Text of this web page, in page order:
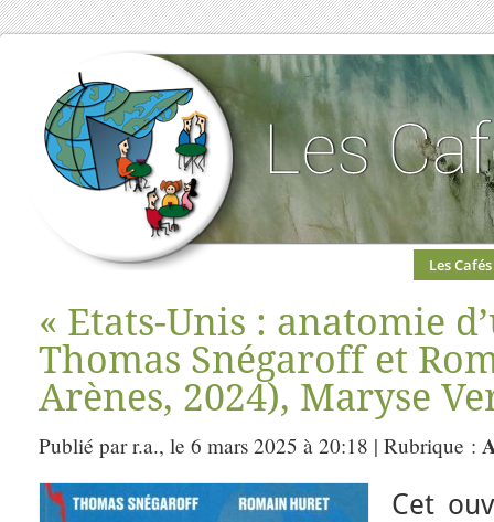
Les Cafés
« Etats-Unis : anatomie
Thomas Snégaroff et
Arènes, 2024), Maryse
Publié par r.a., le 6 mars 2025 à 20:18 | Rubrique :
Cet